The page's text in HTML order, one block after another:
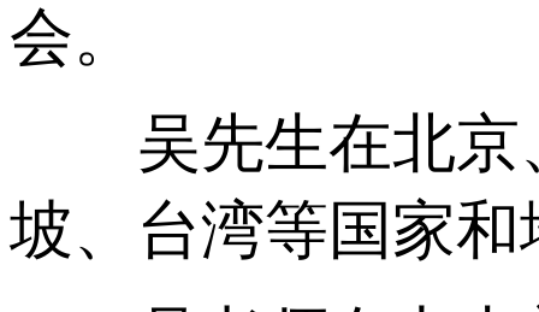
会。
吴先生在北京
坡、台湾等国家